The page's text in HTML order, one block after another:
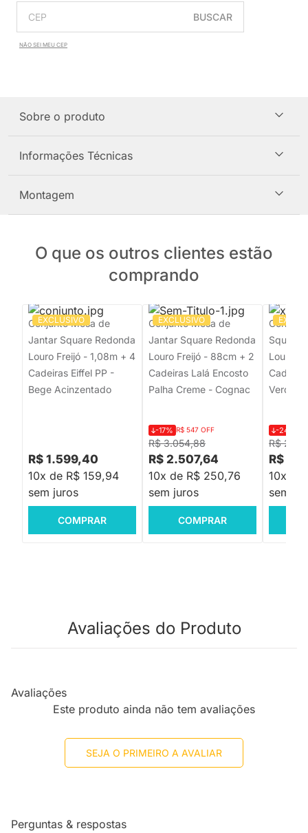
BUSCAR
NÃO SEI MEU CEP
Sobre o produto
Informações Técnicas
Montagem
O que os outros clientes estão
comprando
EXCLUSIVO
Conjunto Mesa de
Jantar Square Redonda
Louro Freijó - 1,08m + 4
Cadeiras Eiffel PP -
Bege Acinzentado
R$ 1.599,40
10x de R$ 159,94
sem juros
COMPRAR
EXCLUSIVO
Conjunto Mesa de
Jantar Square Redonda
Louro Freijó - 88cm + 2
Cadeiras Lalá Encosto
Palha Creme - Cognac
R$ 3.054,88
-17% R$ 547 OFF
R$ 2.507,64
10x de R$ 250,76
sem juros
COMPRAR
Square
Louro
Verde
R$
-24%
R$
10x de
sem
Avaliações do Produto
Avaliações
Este produto ainda não tem avaliações
SEJA O PRIMEIRO A AVALIAR
Perguntas & respostas